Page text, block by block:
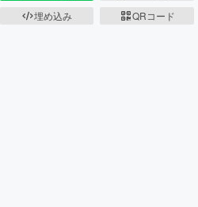
埋め込み
QRコード